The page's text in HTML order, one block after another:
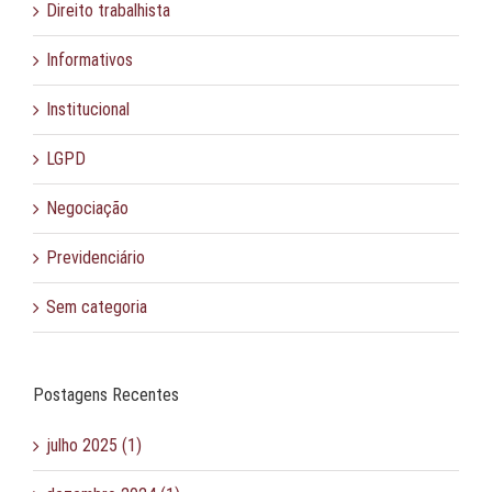
Direito trabalhista
Informativos
Institucional
LGPD
Negociação
Previdenciário
Sem categoria
Postagens Recentes
julho 2025 (1)